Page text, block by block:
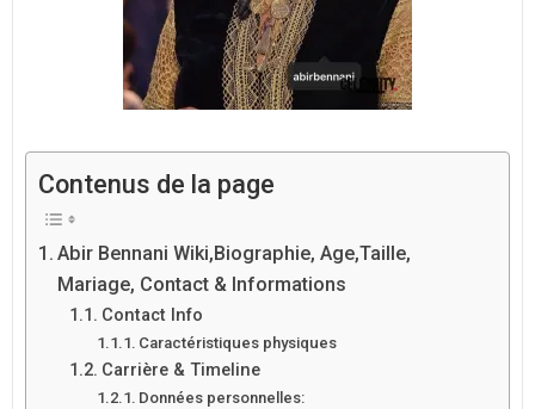
Contenus de la page
Abir Bennani Wiki,Biographie, Age,Taille,
Mariage, Contact & Informations
Contact Info
Caractéristiques physiques
Carrière & Timeline
Données personnelles: